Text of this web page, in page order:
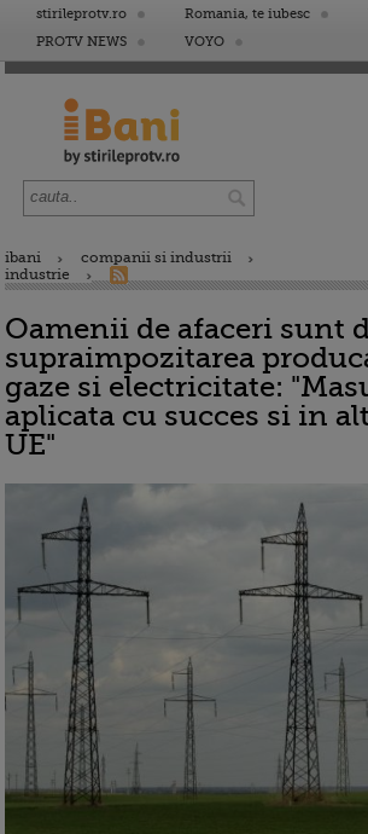
stirileprotv.ro Romania, te iubesc
PROTV NEWS
VOYO
ibani
companii si industrii
industrie
Oamenii de afaceri sunt
supraimpozitarea
gaze si electricitate:
aplicata cu succes si in
UE"